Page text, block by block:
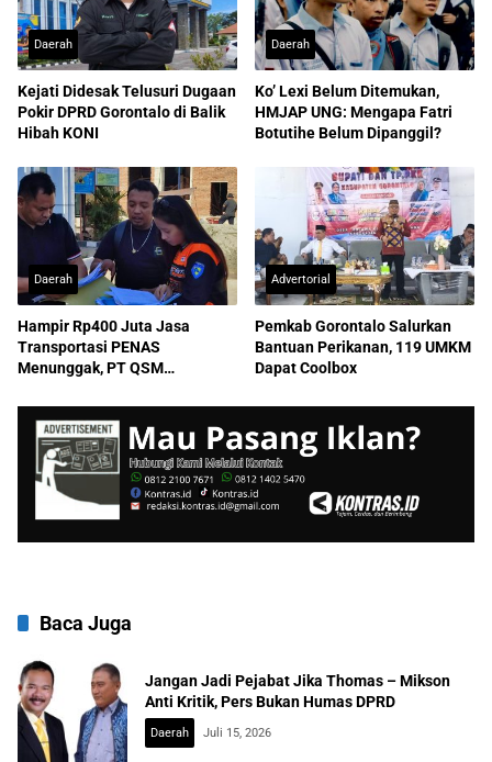
Daerah
Kejati Didesak Telusuri Dugaan
Pokir DPRD Gorontalo di Balik
Hibah KONI
Daerah
Ko’ Lexi Belum Ditemukan,
HMJAP UNG: Mengapa Fatri
Botutihe Belum Dipanggil?
Daerah
Hampir Rp400 Juta Jasa
Transportasi PENAS
Menunggak, PT QSM
Advertorial
Pemkab Gorontalo Salurkan
Bantuan Perikanan, 119 UMKM
Dapat Coolbox
Baca Juga
Jangan Jadi Pejabat Jika Thomas – Mikson
Anti Kritik, Pers Bukan Humas DPRD
Daerah Juli 15, 2026